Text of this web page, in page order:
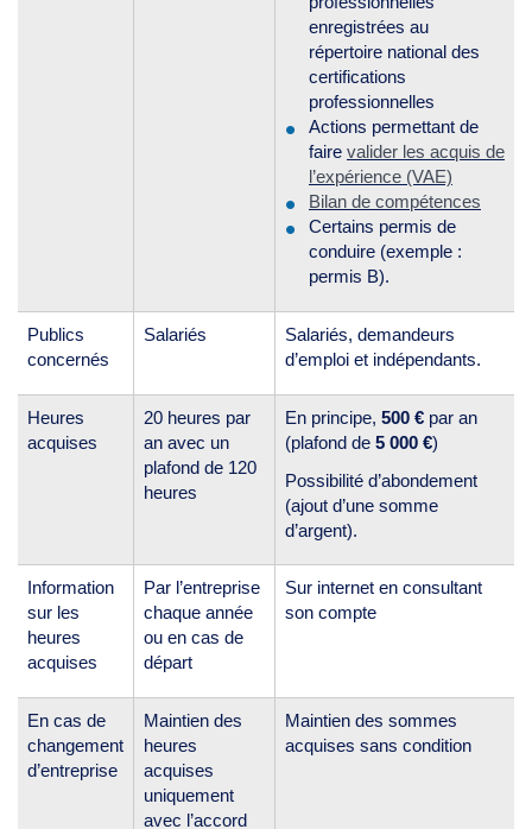
enregistrées au
répertoire national des
certifications
professionnelles
Actions permettant de
faire valider les acquis de
l’expérience (VAE)
Bilan de compétences
Certains permis de
conduire (exemple :
permis B).
Publics
concernés
Salariés
Salariés, demandeurs
d’emploi et indépendants.
Heures
acquises
20 heures par
an avec un
plafond de 120
heures
En principe, 500 € par an
(plafond de 5 000 €)
Possibilité d’abondement
(ajout d’une somme
d’argent).
Information
sur les
heures
acquises
Par l’entreprise
chaque année
ou en cas de
départ
Sur internet en consultant
son compte
En cas de
changement
d’entreprise
Maintien des
heures
acquises
uniquement
avec l’accord
Maintien des sommes
acquises sans condition